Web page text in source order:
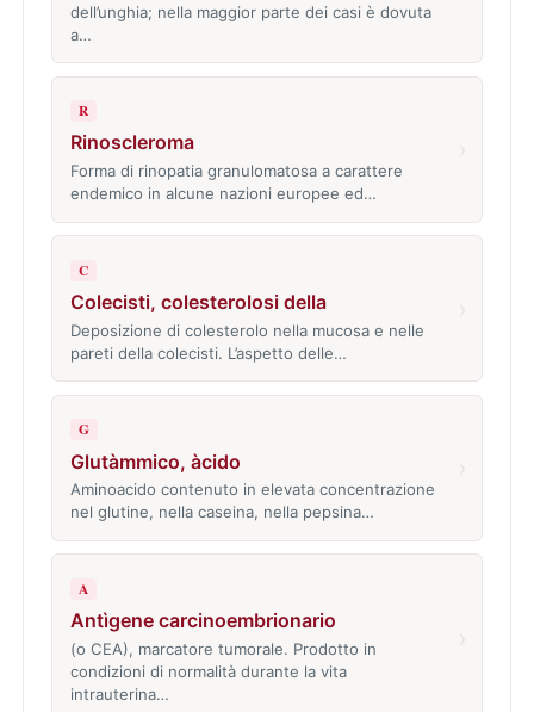
dell’unghia; nella maggior parte dei casi è dovuta
a…
R
Rinoscleroma
Forma di rinopatia granulomatosa a carattere
endemico in alcune nazioni europee ed…
C
Colecisti, colesterolosi della
Deposizione di colesterolo nella mucosa e nelle
pareti della colecisti. L’aspetto delle…
G
Glutàmmico, àcido
Aminoacido contenuto in elevata concentrazione
nel glutine, nella caseina, nella pepsina…
A
Antìgene carcinoembrionario
(o CEA), marcatore tumorale. Prodotto in
condizioni di normalità durante la vita
intrauterina…